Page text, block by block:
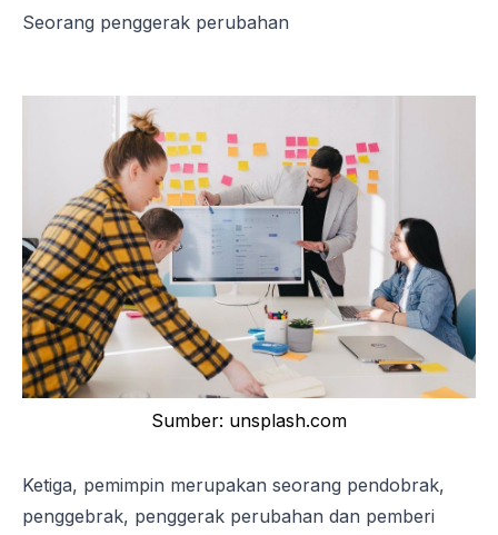
Seorang penggerak perubahan
Sumber: unsplash.com
Ketiga, pemimpin merupakan seorang pendobrak,
penggebrak, penggerak perubahan dan pemberi